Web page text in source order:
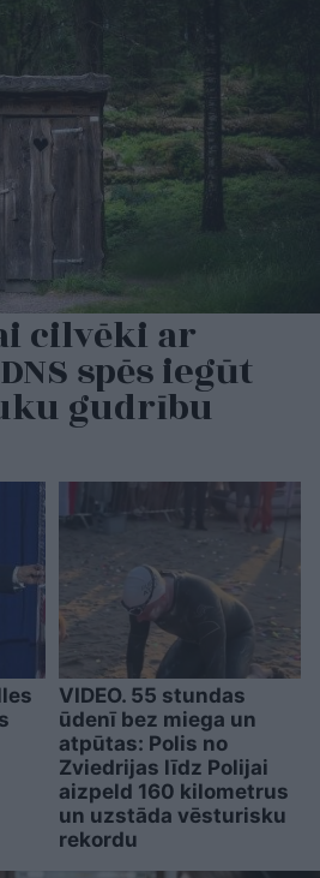
cilvēki ar
spēs iegūt
gudrību
VIDEO. 55 stundas
ūdenī bez miega un
atpūtas: Polis no
Zviedrijas līdz Polijai
aizpeld 160 kilometrus
un uzstāda vēsturisku
rekordu